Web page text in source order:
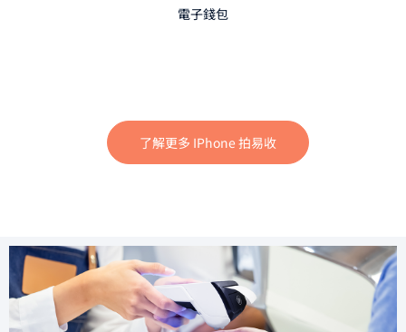
電子錢包
了解更多 IPhone 拍易收